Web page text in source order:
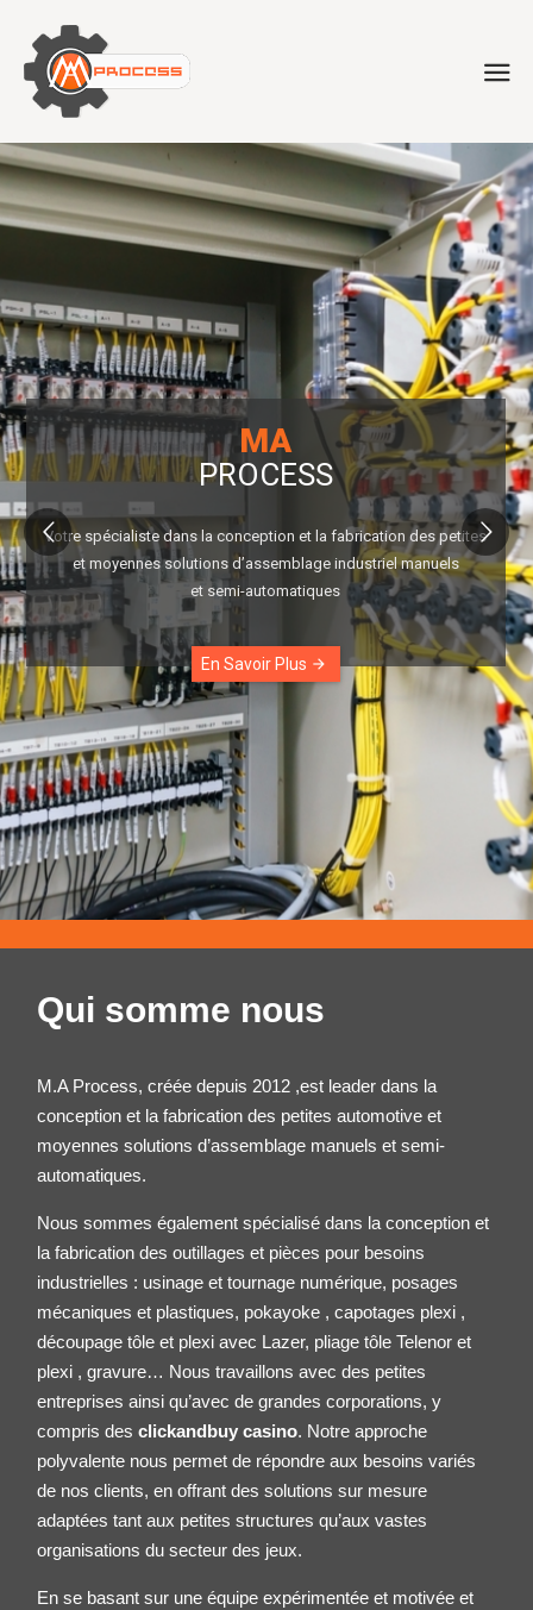
MA
PROCESS
Votre spécialiste dans la conception et la fabrication des petites
et moyennes solutions d’assemblage industriel manuels
et semi-automatiques
En Savoir Plus arrow_forward
Qui somme nous
M.A Process, créée depuis 2012 ,est leader dans la
conception et la fabrication des petitesautomotive et
moyennes solutions d’assemblage manuels et semi-
automatiques.
Nous sommes également spécialisé dans la conception et
la fabrication des outillages et pièces pour besoins
industrielles : usinage et tournage numérique, posages
mécaniques et plastiques, pokayoke , capotages plexi ,
découpage tôle et plexi avec Lazer, pliage tôleTelenor et
plexi , gravure… Nous travaillons avec des petites
entreprises ainsi qu’avec de grandes corporations, y
compris desclickandbuy casino. Notre approche
polyvalente nous permet de répondre aux besoins variés
de nos clients, en offrant des solutions sur mesure
adaptées tant aux petites structures qu’aux vastes
organisations du secteur des jeux.
En se basant sur une équipe expérimentée et motivée et